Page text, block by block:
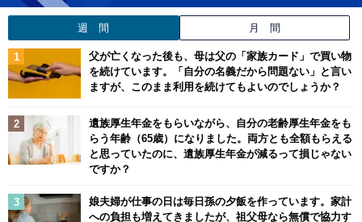
週 間 月 間
父が亡くなった後も、母は父の「家族カード」で買い物
を続けています。「自分の名義だから問題ない」と言い
ますが、このまま利用を続けてもよいのでしょうか？
遺族厚生年金をもらいながら、自分の老齢厚生年金をも
らう年齢（65歳）になりました。両方とも全額もらえる
と思っていたのに、遺族厚生年金が減るって損じゃない
ですか？
娘夫婦が仕事の日は毎日孫の夕飯を作っています。家計
への負担も増えてきましたが、祖父母なら無償で協力す